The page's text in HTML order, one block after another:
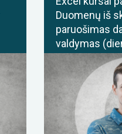
Duomenų iš
paruošimas
valdymas